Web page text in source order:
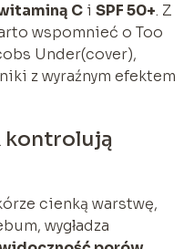
Ci SPF 50+. Z
wspomnieć o Too
Under(cover),
z wyraźnym efektem
kontrolują
cienką warstwę,
wygładza